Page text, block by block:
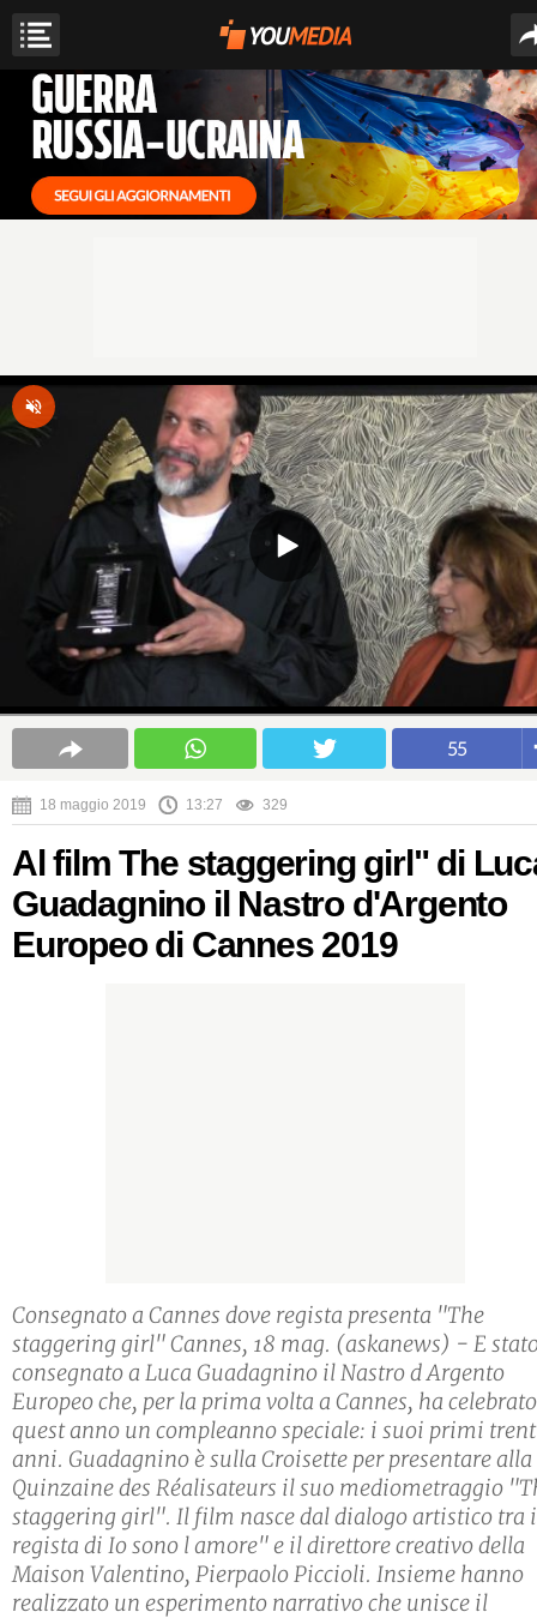
55
18 maggio 2019 13:27 329
Al film The staggering girl" di
Guadagnino il Nastro d'Argento
Europeo di Cannes 2019
Consegnato a Cannes dove regista presenta "The
staggering girl" Cannes, 18 mag. (askanews) - E
consegnato a Luca Guadagnino il Nastro d Argento
Europeo che, per la prima volta a Cannes, ha celebrato
quest anno un compleanno speciale: i suoi primi trent
anni. Guadagnino è sulla Croisette per presentare alla
Quinzaine des Réalisateurs il suo mediometraggio
staggering girl". Il film nasce dal dialogo artistico tra
regista di Io sono l amore" e il direttore creativo della
Maison Valentino, Pierpaolo Piccioli. Insieme hanno
realizzato un esperimento narrativo che unisce il